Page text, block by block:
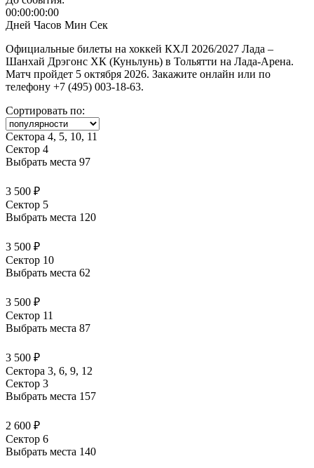
00:00:00:00
Дней Часов Мин Сек
Официальные билеты на хоккей КХЛ 2026/2027 Лада –
Шанхай Дрэгонс ХК (Куньлунь) в Тольятти на Лада-Арена.
Матч пройдет 5 октября 2026. Закажите онлайн или по
телефону +7 (495) 003-18-63.
Сортировать по:
Сектора 4, 5, 10, 11
Сектор 4
Выбрать места 97
3 500 ₽
Сектор 5
Выбрать места 120
3 500 ₽
Сектор 10
Выбрать места 62
3 500 ₽
Сектор 11
Выбрать места 87
3 500 ₽
Сектора 3, 6, 9, 12
Сектор 3
Выбрать места 157
2 600 ₽
Сектор 6
Выбрать места 140